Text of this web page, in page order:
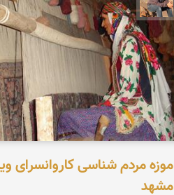
موزه مردم شناسی کاروانسرای
مشهد